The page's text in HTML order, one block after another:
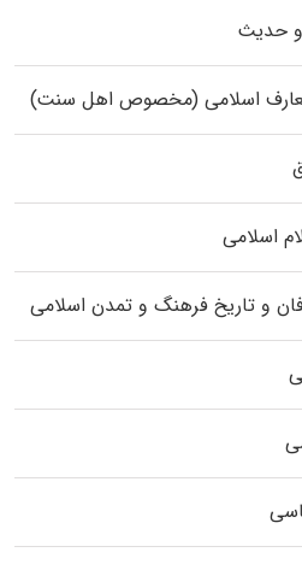
و حدیث
معارف اسلامی (مخصوص اهل سنت)
اسلامی
و تاریخ فرهنگ و تمدن اسلامی